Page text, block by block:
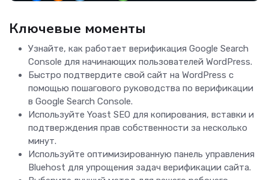
Ключевые моменты
Узнайте, как работает верификация Google Search
Console для начинающих пользователей WordPress.
Быстро подтвердите свой сайт на WordPress с
помощью пошагового руководства по верификации
в Google Search Console.
Используйте Yoast SEO для копирования, вставки и
подтверждения прав собственности за несколько
минут.
Используйте оптимизированную панель управления
Bluehost для упрощения задач верификации сайта.